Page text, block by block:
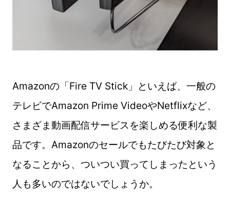
Amazonの「Fire TV Stick」といえば、一般の
テレビでAmazon Prime VideoやNetflixなど、
さまざま動画配信サービスを楽しめる便利な製
品です。Amazonのセールでもたびたび対象と
なることから、ついつい買ってしまったという
人も多いのではないでしょうか。